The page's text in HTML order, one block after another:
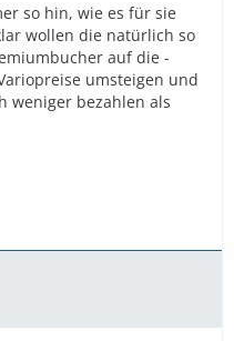
so hin, wie es für sie
wollen die natürlich so
auf die -
umsteigen und
weniger bezahlen als